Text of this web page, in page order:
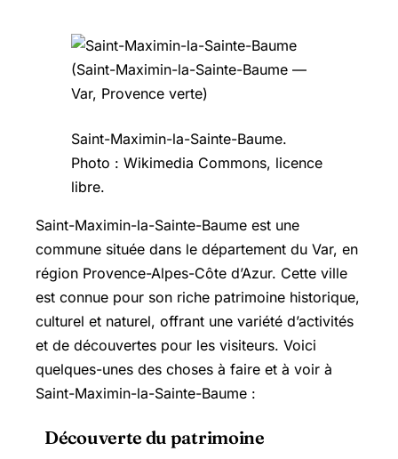
Saint-Maximin-la-Sainte-Baume.
Photo : Wikimedia Commons, licence
libre.
Saint-Maximin-la-Sainte-Baume est une
commune située dans le département du Var, en
région Provence-Alpes-Côte d’Azur. Cette ville
est connue pour son riche patrimoine historique,
culturel et naturel, offrant une variété d’activités
et de découvertes pour les visiteurs. Voici
quelques-unes des choses à faire et à voir à
Saint-Maximin-la-Sainte-Baume :
Découverte du patrimoine